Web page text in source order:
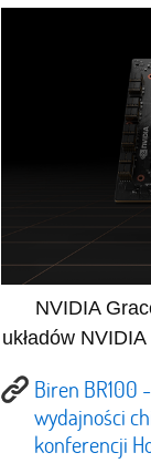
NVIDIA
układów
Biren BR100
wydajności
konferencji